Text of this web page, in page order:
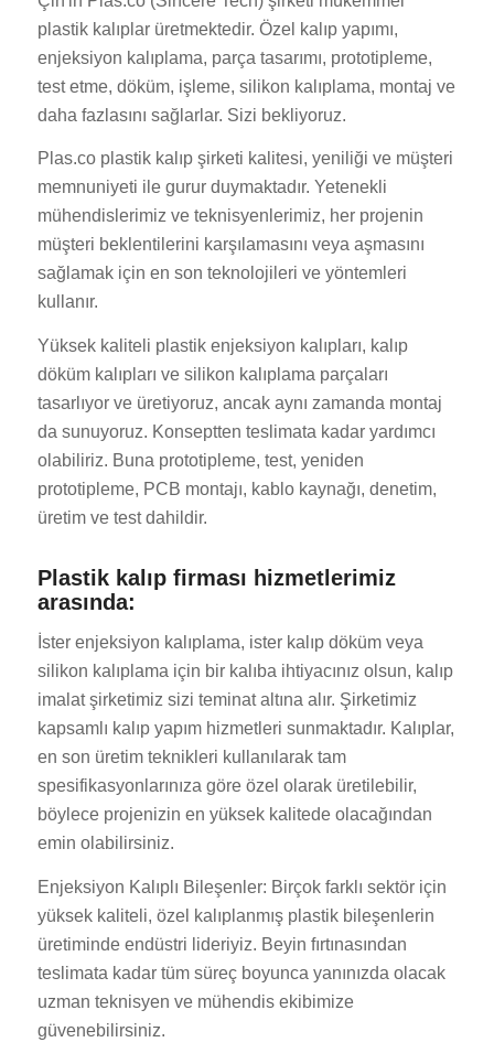
plastik kalıplar üretmektedir. Özel kalıp yapımı,
enjeksiyon kalıplama, parça tasarımı, prototipleme,
test etme, döküm, işleme, silikon kalıplama, montaj ve
daha fazlasını sağlarlar. Sizi bekliyoruz.
Plas.co plastik kalıp şirketi kalitesi, yeniliği ve müşteri
memnuniyeti ile gurur duymaktadır. Yetenekli
mühendislerimiz ve teknisyenlerimiz, her projenin
müşteri beklentilerini karşılamasını veya aşmasını
sağlamak için en son teknolojileri ve yöntemleri
kullanır.
Yüksek kaliteli plastik enjeksiyon kalıpları, kalıp
döküm kalıpları ve silikon kalıplama parçaları
tasarlıyor ve üretiyoruz, ancak aynı zamanda montaj
da sunuyoruz. Konseptten teslimata kadar yardımcı
olabiliriz. Buna prototipleme, test, yeniden
prototipleme, PCB montajı, kablo kaynağı, denetim,
üretim ve test dahildir.
Plastik kalıp firması hizmetlerimiz
arasında:
İster enjeksiyon kalıplama, ister kalıp döküm veya
silikon kalıplama için bir kalıba ihtiyacınız olsun, kalıp
imalat şirketimiz sizi teminat altına alır. Şirketimiz
kapsamlı kalıp yapım hizmetleri sunmaktadır. Kalıplar,
en son üretim teknikleri kullanılarak tam
spesifikasyonlarınıza göre özel olarak üretilebilir,
böylece projenizin en yüksek kalitede olacağından
emin olabilirsiniz.
Enjeksiyon Kalıplı Bileşenler: Birçok farklı sektör için
yüksek kaliteli, özel kalıplanmış plastik bileşenlerin
üretiminde endüstri lideriyiz. Beyin fırtınasından
teslimata kadar tüm süreç boyunca yanınızda olacak
uzman teknisyen ve mühendis ekibimize
güvenebilirsiniz.